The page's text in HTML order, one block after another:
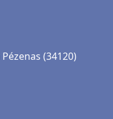
(34120)